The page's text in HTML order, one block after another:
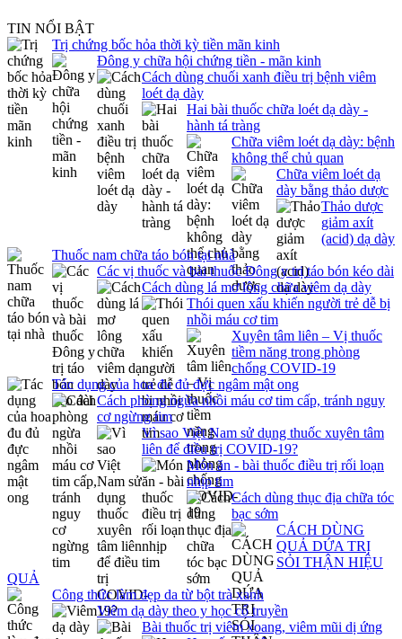
TIN NỔI BẬT
Trị chứng bốc hỏa thời kỳ tiền mãn kinh
Đông y chữa hội chứng tiền - mãn kinh
Cách dùng chuối xanh điều trị bệnh viêm
loét dạ dày
Hai bài thuốc chữa loét dạ dày -
hành tá tràng
Chữa viêm loét dạ dày: bệnh
không thể chủ quan
Chữa viêm loét dạ
dày bằng thảo dược
Thảo dược
giảm axít
(acid) dạ dày
Thuốc nam chữa táo bón tại nhà
Các vị thuốc và bài thuốc Đông y trị táo bón kéo dài
Cách dùng lá mơ lông chữa viêm dạ dày
Thói quen xấu khiến người trẻ dễ bị
nhồi máu cơ tim
Xuyên tâm liên – Vị thuốc
tiềm năng trong phòng
chống COVID-19
Tác dụng của hoa đu đủ đực ngâm mật ong
Cách phòng ngừa nhồi máu cơ tim cấp, tránh nguy
cơ ngừng tim
Vì sao Việt Nam sử dụng thuốc xuyên tâm
liên để điều trị COVID-19?
Món ăn - bài thuốc điều trị rối loạn
nhịp tim
Cách dùng thục địa chữa tóc
bạc sớm
CÁCH DÙNG
QUẢ DỨA TRỊ
SỎI THẬN HIỆU
QUẢ
Công thức làm đẹp da từ bột trà xanh
Viêm dạ dày theo y học cổ truyền
Bài thuốc trị viêm xoang, viêm mũi dị ứng